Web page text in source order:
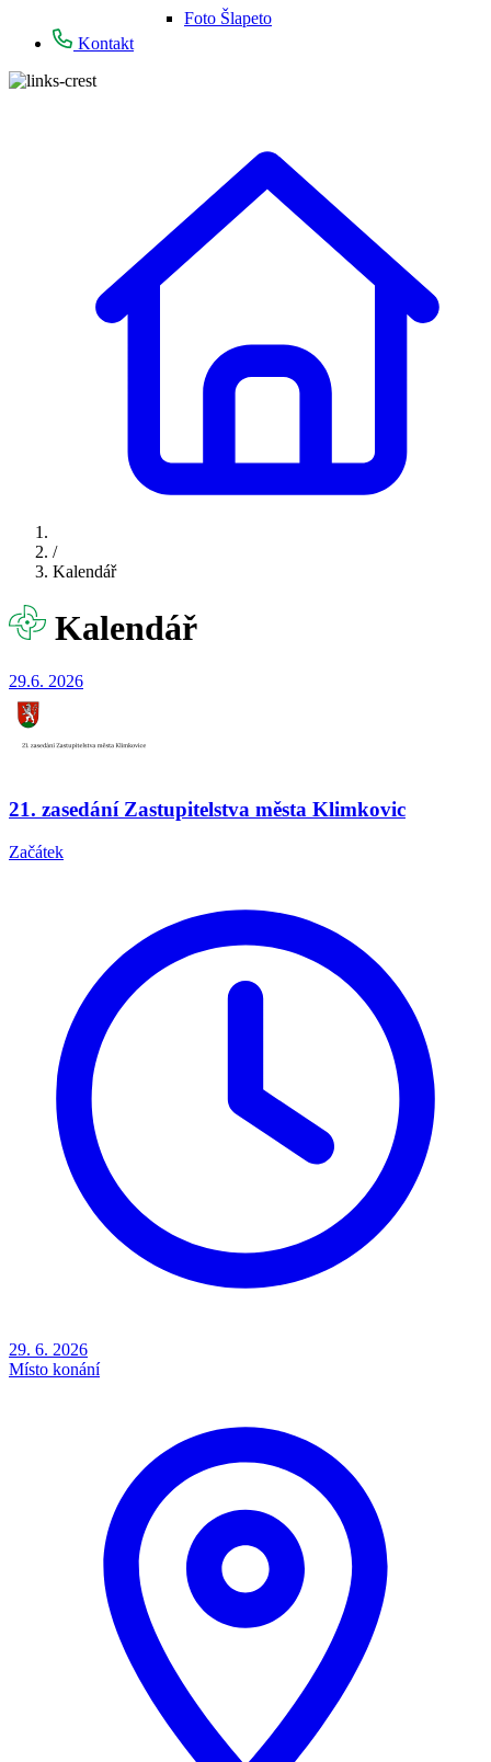
Foto Šlapeto
Kontakt
/
Kalendář
Kalendář
29.6. 2026
21. zasedání Zastupitelstva města Klimkovic
Začátek
29. 6. 2026
Místo konání